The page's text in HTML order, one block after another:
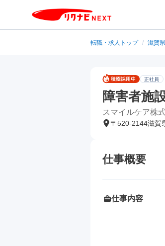
転職・求人トップ / 滋賀県
正社員
障害者施
スマイルケア株
〒520-2144滋賀
仕事概要
仕事内容